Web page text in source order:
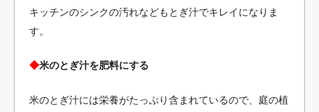
キッチンのシンクの汚れなどもとぎ汁でキレイになりま
す。
◆米のとぎ汁を肥料にする
米のとぎ汁には栄養がたっぷり含まれているので、庭の植